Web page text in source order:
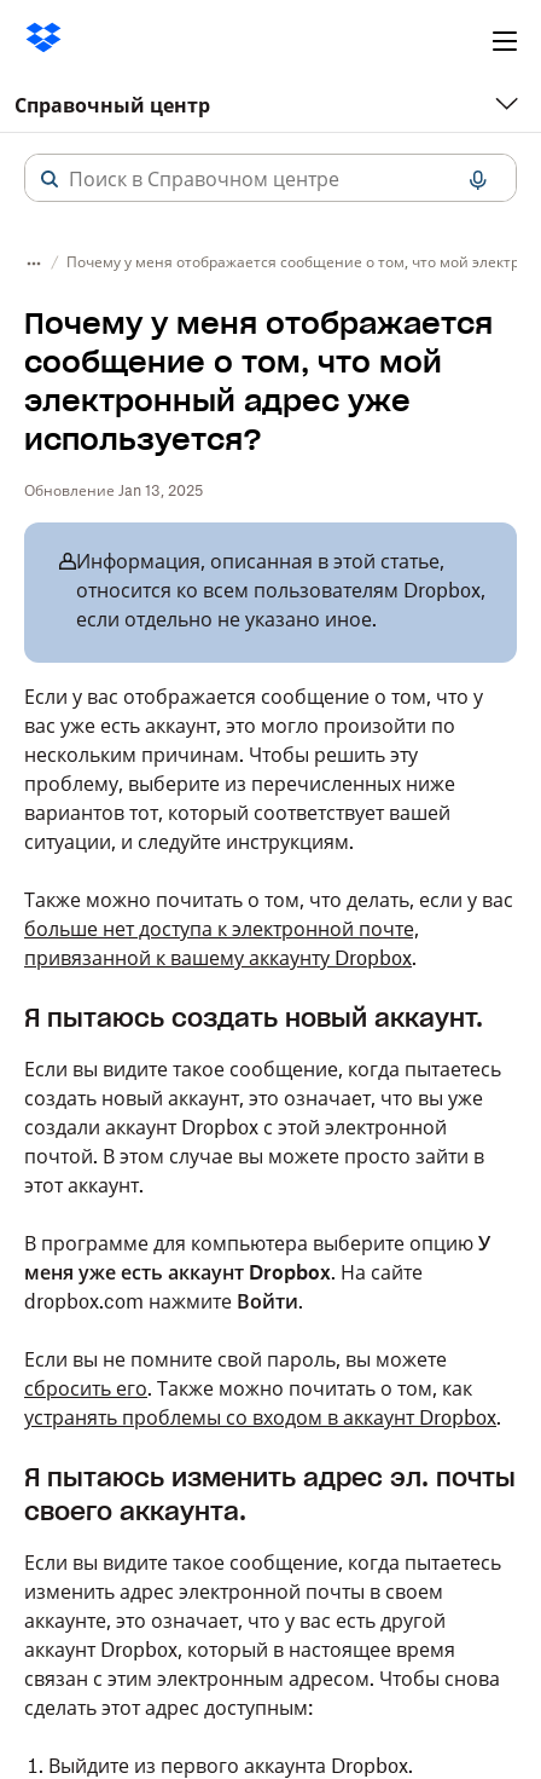
Справочный центр
Почему у меня отображается сообщение о том, что мой
Почему у меня отображается
сообщение о том, что мой
электронный адрес уже
используется?
Обновление Jan 13, 2025
Информация, описанная в этой статье,
относится ко всем пользователям Dropbox,
если отдельно не указано иное.
Если у вас отображается сообщение о том, что у
вас уже есть аккаунт, это могло произойти по
нескольким причинам. Чтобы решить эту
проблему, выберите из перечисленных ниже
вариантов тот, который соответствует вашей
ситуации, и следуйте инструкциям.
Также можно почитать о том, что делать, если у вас
больше нет доступа к электронной почте,
привязанной к вашему аккаунту Dropbox.
Я пытаюсь создать новый аккаунт.
Если вы видите такое сообщение, когда пытаетесь
создать новый аккаунт, это означает, что вы уже
создали аккаунт Dropbox с этой электронной
почтой. В этом случае вы можете просто зайти в
этот аккаунт.
В программе для компьютера выберите опцию У
меня уже есть аккаунт Dropbox. На сайте
dropbox.com нажмите Войти.
Если вы не помните свой пароль, вы можете
сбросить его. Также можно почитать о том, как
устранять проблемы со входом в аккаунт Dropbox.
Я пытаюсь изменить адрес эл. почты
своего аккаунта.
Если вы видите такое сообщение, когда пытаетесь
изменить адрес электронной почты в своем
аккаунте, это означает, что у вас есть другой
аккаунт Dropbox, который в настоящее время
связан с этим электронным адресом. Чтобы снова
сделать этот адрес доступным:
Выйдите из первого аккаунта Dropbox.